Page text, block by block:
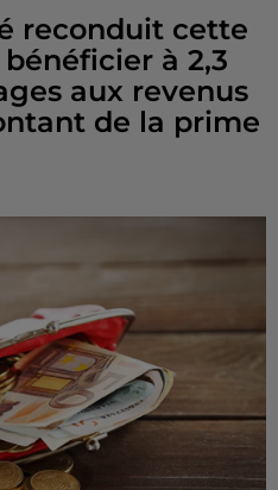
reconduit cette
à 2,3
aux revenus
de la prime